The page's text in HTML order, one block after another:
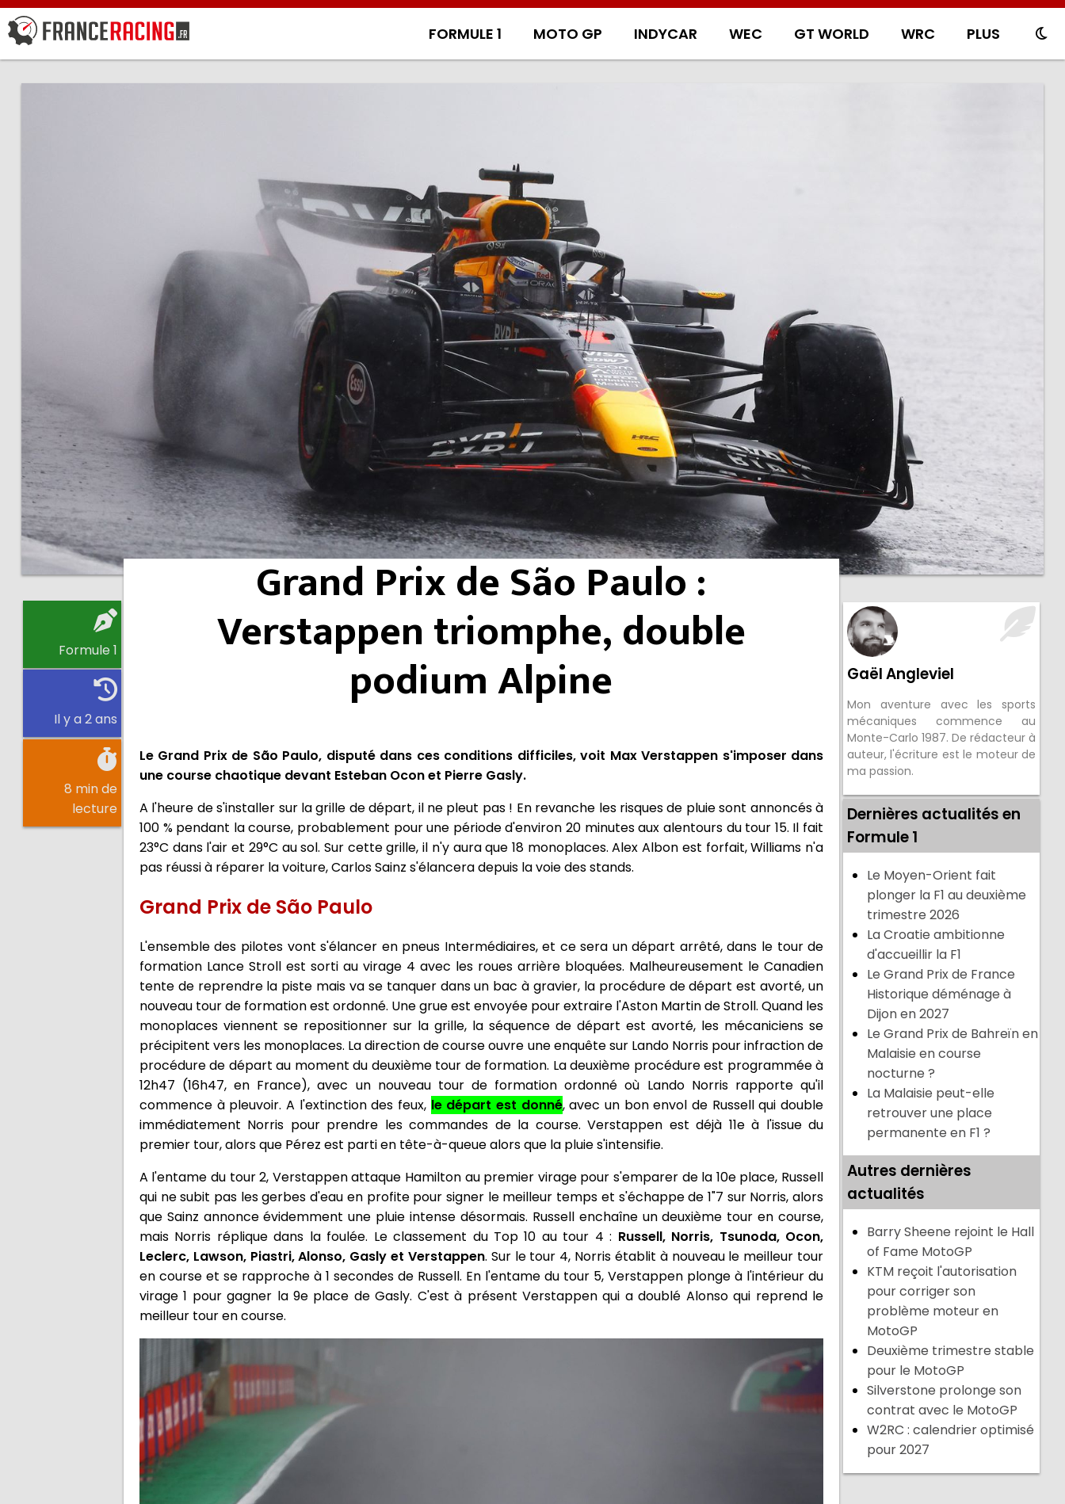
FORMULE 1 MOTO GP INDYCAR WEC GT WORLD WRC PLUS
Formule 1
Il y a 2 ans
8 min de
lecture
Grand Prix de São Paulo :
Verstappen triomphe, double
podium Alpine
Le Grand Prix de São Paulo, disputé dans ces conditions difficiles, voit Max Verstappen s'imposer dans
une course chaotique devant Esteban Ocon et Pierre Gasly.
A l'heure de s'installer sur la grille de départ, il ne pleut pas ! En revanche les risques de pluie sont annoncés à
100 % pendant la course, probablement pour une période d'environ 20 minutes aux alentours du tour 15. Il fait
23°C dans l'air et 29°C au sol. Sur cette grille, il n'y aura que 18 monoplaces. Alex Albon est forfait, Williams n'a
pas réussi à réparer la voiture, Carlos Sainz s'élancera depuis la voie des stands.
Grand Prix de São Paulo
L'ensemble des pilotes vont s'élancer en pneus Intermédiaires, et ce sera un départ arrêté, dans le tour de
formation Lance Stroll est sorti au virage 4 avec les roues arrière bloquées. Malheureusement le Canadien
tente de reprendre la piste mais va se tanquer dans un bac à gravier, la procédure de départ est avorté, un
nouveau tour de formation est ordonné. Une grue est envoyée pour extraire l'Aston Martin de Stroll. Quand les
monoplaces viennent se repositionner sur la grille, la séquence de départ est avorté, les mécaniciens se
précipitent vers les monoplaces. La direction de course ouvre une enquête sur Lando Norris pour infraction de
procédure de départ au moment du deuxième tour de formation. La deuxième procédure est programmée à
12h47 (16h47, en France), avec un nouveau tour de formation ordonné où Lando Norris rapporte qu'il
commence à pleuvoir. A l'extinction des feux, le départ est donné, avec un bon envol de Russell qui double
immédiatement Norris pour prendre les commandes de la course. Verstappen est déjà 11e à l'issue du
premier tour, alors que Pérez est parti en tête-à-queue alors que la pluie s'intensifie.
A l'entame du tour 2, Verstappen attaque Hamilton au premier virage pour s'emparer de la 10e place, Russell
qui ne subit pas les gerbes d'eau en profite pour signer le meilleur temps et s'échappe de 1"7 sur Norris, alors
que Sainz annonce évidemment une pluie intense désormais. Russell enchaîne un deuxième tour en course,
mais Norris réplique dans la foulée. Le classement du Top 10 au tour 4 : Russell, Norris, Tsunoda, Ocon,
Leclerc, Lawson, Piastri, Alonso, Gasly et Verstappen. Sur le tour 4, Norris établit à nouveau le meilleur tour
en course et se rapproche à 1 secondes de Russell. En l'entame du tour 5, Verstappen plonge à l'intérieur du
virage 1 pour gagner la 9e place de Gasly. C'est à présent Verstappen qui a doublé Alonso qui reprend le
meilleur tour en course.
Gaël Angleviel
Mon aventure avec les sports
mécaniques commence au
Monte-Carlo 1987. De rédacteur à
auteur, l'écriture est le moteur de
ma passion.
Dernières actualités en
Formule 1
Le Moyen-Orient fait
plonger la F1 au deuxième
trimestre 2026
La Croatie ambitionne
d'accueillir la F1
Le Grand Prix de France
Historique déménage à
Dijon en 2027
Le Grand Prix de Bahreïn en
Malaisie en course
nocturne ?
La Malaisie peut-elle
retrouver une place
permanente en F1 ?
Autres dernières
actualités
Barry Sheene rejoint le Hall
of Fame MotoGP
KTM reçoit l'autorisation
pour corriger son
problème moteur en
MotoGP
Deuxième trimestre stable
pour le MotoGP
Silverstone prolonge son
contrat avec le MotoGP
W2RC : calendrier optimisé
pour 2027